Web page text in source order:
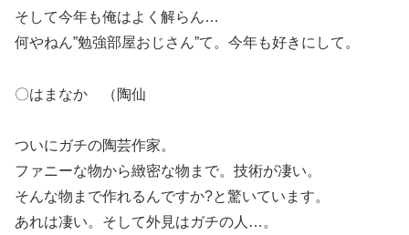
そして今年も俺はよく解らん…
何やねん”勉強部屋おじさん”て。今年も好きにして。
〇はまなか （陶仙
ついにガチの陶芸作家。
ファニーな物から緻密な物まで。技術が凄い。
そんな物まで作れるんですか?と驚いています。
あれは凄い。そして外見はガチの人…。